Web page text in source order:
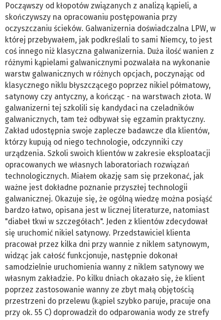
Począwszy od kłopotów związanych z analizą kąpieli, a
skończywszy na opracowaniu postępowania przy
oczyszczaniu ścieków. Galwanizernia doświadczalna LPW, w
której przebywałem, jak podkreślali to sami Niemcy, to jest
coś innego niż klasyczna galwanizernia. Duża ilość wanien z
różnymi kąpielami galwanicznymi pozwalała na wykonanie
warstw galwanicznych w różnych opcjach, poczynając od
klasycznego niklu błyszczącego poprzez nikiel półmatowy,
satynowy czy antyczny, a kończąc - na warstwach złota. W
galwanizerni tej szkolili się kandydaci na czeladników
galwanicznych, tam też odbywał się egzamin praktyczny.
Zakład udostępnia swoje zaplecze badawcze dla klientów,
którzy kupują od niego technologie, odczynniki czy
urządzenia. Szkoli swoich klientów w zakresie eksploatacji
opracowanych we własnych laboratoriach rozwiązań
technologicznych. Miałem okazję sam się przekonać, jak
ważne jest dokładne poznanie przyszłej technologii
galwanicznej. Okazuje się, że ogólną wiedzę można posiąść
bardzo łatwo, opisana jest w licznej literaturze, natomiast
"diabeł tkwi w szczegółach". Jeden z klientów zdecydował
się uruchomić nikiel satynowy. Przedstawiciel klienta
pracował przez kilka dni przy wannie z niklem satynowym,
widząc jak całość funkcjonuje, następnie dokonał
samodzielnie uruchomienia wanny z niklem satynowy we
własnym zakładzie. Po kilku dniach okazało się, że klient
poprzez zastosowanie wanny ze zbyt małą objętością
przestrzeni do przelewu (kąpiel szybko paruje, pracuje ona
przy ok. 55 C) doprowadził do odparowania wody ze strefy